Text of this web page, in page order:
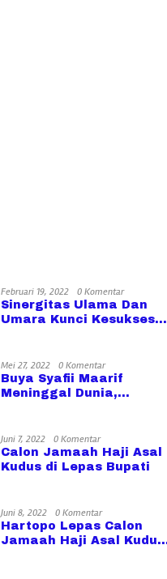
Februari 19, 2022
0 Komentar
Sinergitas Ulama Dan
Umara Kunci Kesuksesan
Mei 27, 2022
0 Komentar
Buya Syafii Maarif
Meninggal Dunia,
Bangsa
Juni 7, 2022
0 Komentar
Calon Jamaah Haji Asal
Kudus di Lepas Bupati
Juni 8, 2022
0 Komentar
Hartopo Lepas Calon
Jamaah Haji Asal Kudus